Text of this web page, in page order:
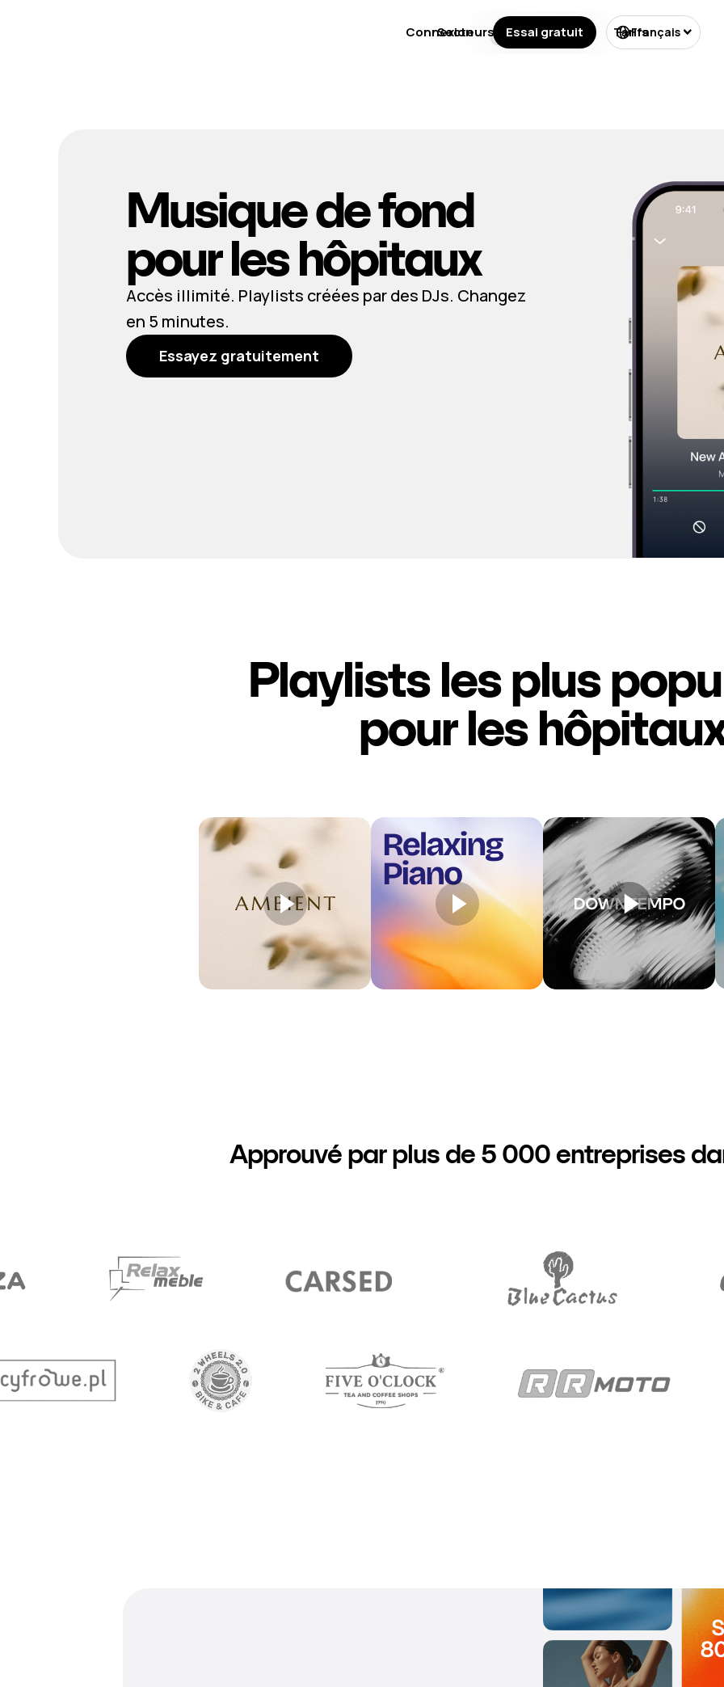
Musique de fond
pour les hôpitaux
Accès illimité. Playlists créées par des DJs. Changez
en 5 minutes.
Essayez gratuitement
Playlists les plus
pour les
Approuvé par plus de 5 000 entreprises
Secteurs Licences Tarifs
Connexion Essai gratuit Français